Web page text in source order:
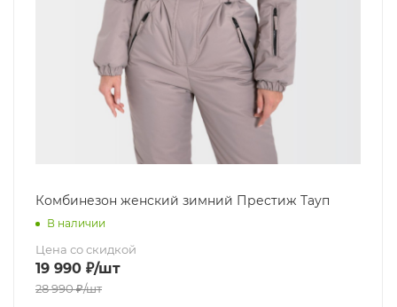
Комбинезон женский зимний Престиж Тауп
В наличии
Цена со скидкой
19 990 ₽/шт
28 990₽/шт